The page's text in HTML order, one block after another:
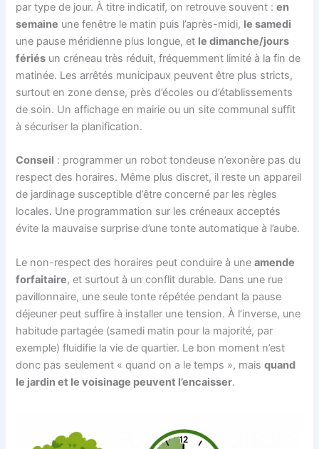
par type de jour. À titre indicatif, on retrouve souvent :en
semaine une fenêtre le matin puis l’après-midi, le samedi
une pause méridienne plus longue, et le dimanche/jours
fériés un créneau très réduit, fréquemment limité à la fin de
matinée. Les arrêtés municipaux peuvent être plus stricts,
surtout en zone dense, près d’écoles ou d’établissements
de soin. Un affichage en mairie ou un site communal suffit
à sécuriser la planification.
Conseil : programmer un robot tondeuse n’exonère pas du
respect des horaires. Même plus discret, il reste un appareil
de jardinage susceptible d’être concerné par les règles
locales. Une programmation sur les créneaux acceptés
évite la mauvaise surprise d’une tonte automatique à l’aube.
Le non-respect des horaires peut conduire à uneamende
forfaitaire, et surtout à un conflit durable. Dans une rue
pavillonnaire, une seule tonte répétée pendant la pause
déjeuner peut suffire à installer une tension. À l’inverse, une
habitude partagée (samedi matin pour la majorité, par
exemple) fluidifie la vie de quartier. Le bon moment n’est
donc pas seulement « quand on a le temps », maisquand
le jardin et le voisinage peuvent l’encaisser.